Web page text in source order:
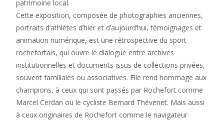
patrimoine local.
Cette exposition, composée de photographies anciennes,
portraits d’athlètes d’hier et d’aujourd’hui, témoignages et
animation numérique, est une rétrospective du sport
rochefortais, qui ouvre le dialogue entre archives
institutionnelles et documents issus de collections privées,
souvent familiales ou associatives. Elle rend hommage aux
champions, à ceux qui sont passés par Rochefort comme
Marcel Cerdan ou le cycliste Bernard Thévenet. Mais aussi
à ceux originaires de Rochefort comme le navigateur